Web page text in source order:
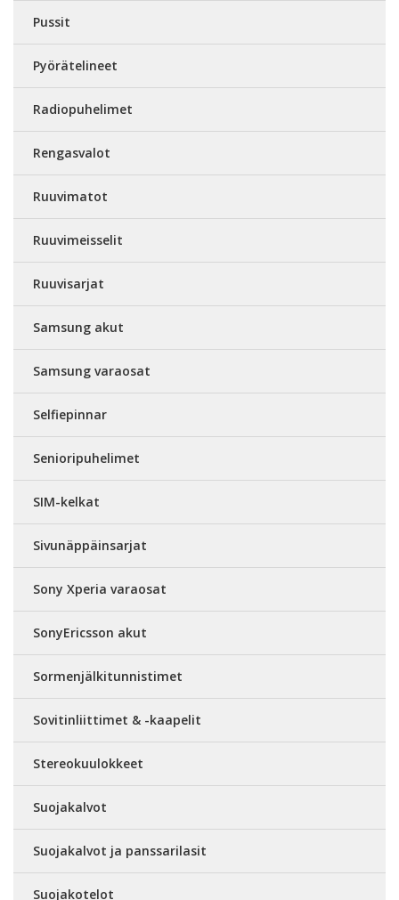
Pussit
Pyörätelineet
Radiopuhelimet
Rengasvalot
Ruuvimatot
Ruuvimeisselit
Ruuvisarjat
Samsung akut
Samsung varaosat
Selfiepinnar
Senioripuhelimet
SIM-kelkat
Sivunäppäinsarjat
Sony Xperia varaosat
SonyEricsson akut
Sormenjälkitunnistimet
Sovitinliittimet & -kaapelit
Stereokuulokkeet
Suojakalvot
Suojakalvot ja panssarilasit
Suojakotelot